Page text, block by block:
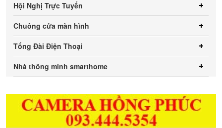
Hội Nghị Trực Tuyến
Chuông cửa màn hình
Tổng Đài Điện Thoại
Nhà thông minh smarthome